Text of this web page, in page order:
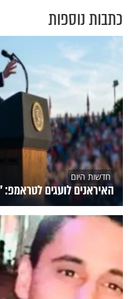
כתבות נוספות
חדשות היום
האיראנים לועגים